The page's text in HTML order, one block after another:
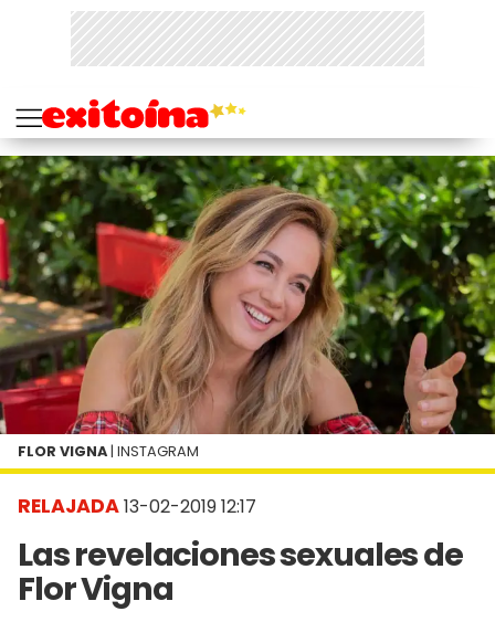
RELAJADA13-02-2019 12:17
Las revelaciones sexuales de
Flor Vigna
FLOR VIGNA | INSTAGRAM